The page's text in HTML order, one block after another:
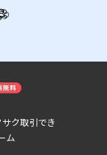
ク取引でき
ム